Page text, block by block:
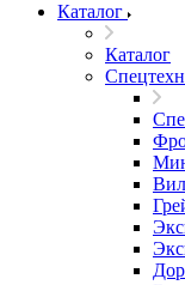
Каталог
Каталог